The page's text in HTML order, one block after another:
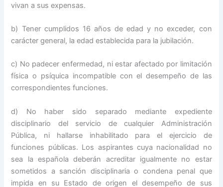
vivan a sus expensas.
b) Tener cumplidos 16 años de edad y no exceder, con
carácter general, la edad establecida para la jubilación.
c) No padecer enfermedad, ni estar afectado por limitación
física o psíquica incompatible con el desempeño de las
correspondientes funciones.
d) No haber sido separado mediante expediente
disciplinario del servicio de cualquier Administración
Pública, ni hallarse inhabilitado para el ejercicio de
funciones públicas. Los aspirantes cuya nacionalidad no
sea la española deberán acreditar igualmente no estar
sometidos a sanción disciplinaria o condena penal que
impida en su Estado de origen el desempeño de sus